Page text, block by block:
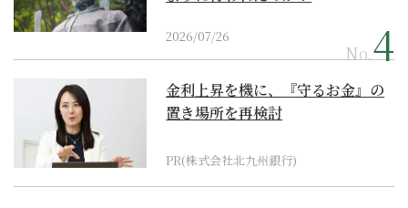
2026/07/26
No.
金利上昇を機に、『守るお金』の
置き場所を再検討
PR(株式会社北九州銀行)